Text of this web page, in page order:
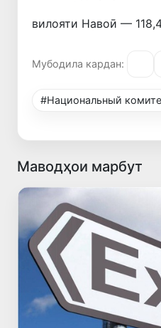
вилояти Навоӣ —
Мубодила кардан:
#Национальный
Маводҳои марбут